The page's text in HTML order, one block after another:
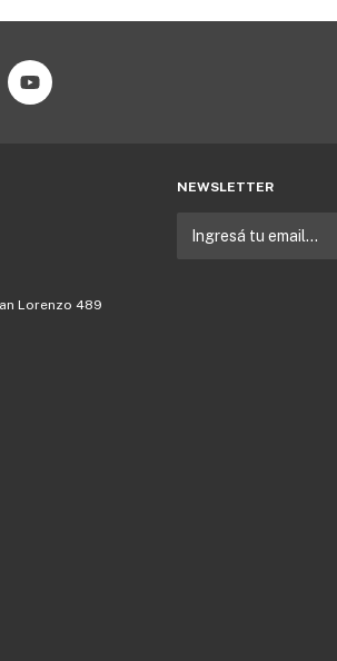
Lorenzo 489
NEWSLETTER